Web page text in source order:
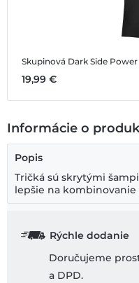
Skupinová Dark Side Power
19,99 €
Informácie o
Popis
Tričká sú skrytými
lepšie na kombinovanie
Rýchle dodanie
Doručujeme
a DPD.